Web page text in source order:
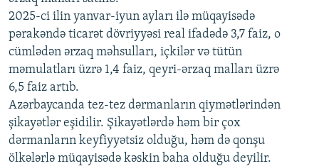
2025-ci ilin yanvar-iyun ayları ilə müqayisədə
pərakəndə ticarət dövriyyəsi real ifadədə 3,7 faiz, o
cümlədən ərzaq məhsulları, içkilər və tütün
məmulatları üzrə 1,4 faiz, qeyri-ərzaq malları üzrə
6,5 faiz artıb.
Azərbaycanda tez-tez dərmanların qiymətlərindən
şikayətlər eşidilir. Şikayətlərdə həm bir çox
dərmanların keyfiyyətsiz olduğu, həm də qonşu
ölkələrlə müqayisədə kəskin baha olduğu deyilir.